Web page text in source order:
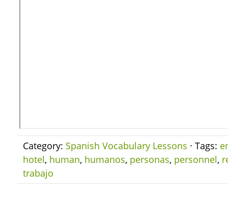
Category: Spanish Vocabulary Lessons · Tags:
hotel, human, humanos, personas, personnel,
trabajo